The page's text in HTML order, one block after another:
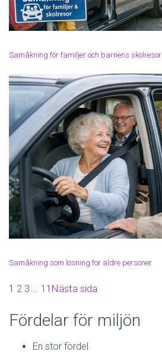
Samåkning för familjer och barnens skolresor
Samåkning som lösning för äldre personer
1 2 3 … 11 Nästa sida
Fördelar för miljön
En stor fördel